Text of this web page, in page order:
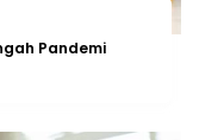
Pandemi